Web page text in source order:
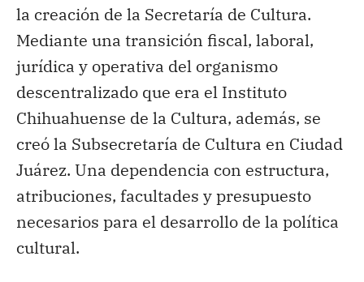
la creación de la Secretaría de Cultura.
Mediante una transición fiscal, laboral,
jurídica y operativa del organismo
descentralizado que era el Instituto
Chihuahuense de la Cultura, además, se
creó la Subsecretaría de Cultura en Ciudad
Juárez. Una dependencia con estructura,
atribuciones, facultades y presupuesto
necesarios para el desarrollo de la política
cultural.